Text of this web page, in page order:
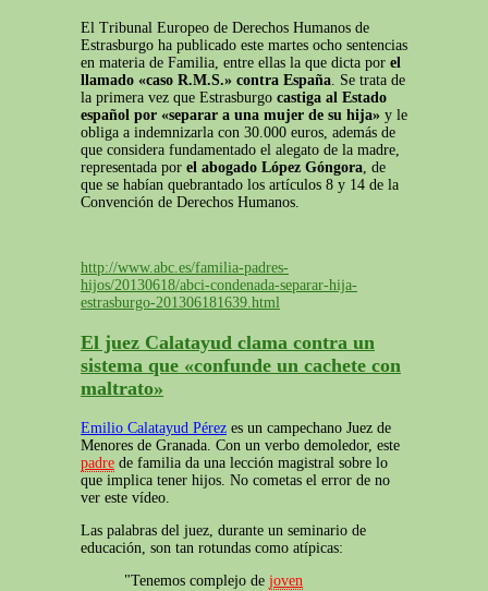
El Tribunal Europeo de Derechos Humanos de
Estrasburgo ha publicado este martes ocho sentencias
en materia de Familia, entre ellas la que dicta por el
llamado «caso R.M.S.» contra España . Se trata de
la primera vez que Estrasburgo castiga al Estado
español por «separar a una mujer de su hija» y le
obliga a indemnizarla con 30.000 euros, además de
que considera fundamentado el alegato de la madre,
representada por el abogado López Góngora , de
que se habían quebrantado los artículos 8 y 14 de la
Convención de Derechos Humanos.
http://www.abc.es/familia-padres-
hijos/20130618/abci-condenada-separar-hija-
estrasburgo-201306181639.html
El juez Calatayud clama contra un
sistema que «confunde un cachete con
maltrato»
Emilio Calatayud Pérez es un campechano Juez de
Menores de Granada. Con un verbo demoledor, este
padre de familia da una lección magistral sobre lo
que implica tener hijos. No cometas el error de no
ver este vídeo.
Las palabras del juez, durante un seminario de
educación, son tan rotundas como atípicas:
"Tenemos complejo de joven